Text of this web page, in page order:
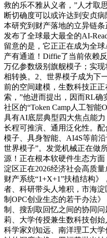
救的乐不雅从义者，”人才取
断切确度可以或许达到安贞
本研究到财产落地的立异链
发布了全球最大最全的AI-
留意的是，它正正在成为全
产有通道！Diffie了当前依赖
万亿参数级别旗舰模子；实
相转换。2、世界模子成为下
前的空间建模，生数科技正
索，”他进而提出，因而RL
社区的“Token Camp人工智能
具有AI底层典型四大焦点能力
长程可推演、通用泛化性。
模子、具身智能、AI4S等前
世界模子”。发觉机械正在做
源！正在根本软硬件生态方
淀区正在2026经济社会高质
财产系统“1+X+1”扶植结构
者、科研带头人堆积，市海
制OPC创业生态的若干办法
制、搜刮取回忆之间的协同
莉、大学传授兼生数科技创
科学家刘知远、南洋理工大